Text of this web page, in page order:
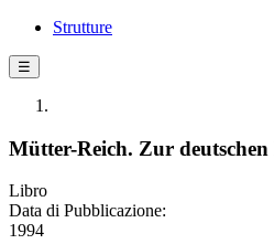
Strutture
☰
Mütter-Reich. Zur
Libro
Data di Pubblicazione:
1994